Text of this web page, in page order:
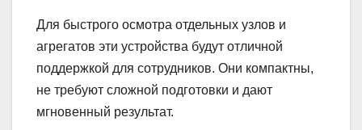
Для быстрого осмотра отдельных узлов и
агрегатов эти устройства будут отличной
поддержкой для сотрудников. Они компактны,
не требуют сложной подготовки и дают
мгновенный результат.